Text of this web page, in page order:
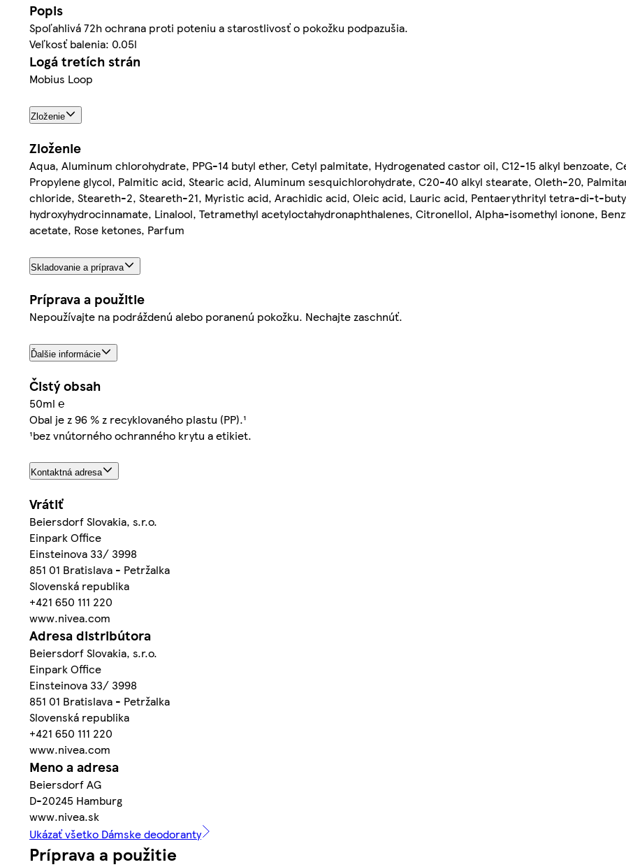
Popis
Spoľahlivá 72h ochrana proti poteniu a starostlivosť o pokožku podpazušia.
Veľkosť balenia: 0.05l
Logá tretích strán
Mobius Loop
Zloženie
Zloženie
Aqua, Aluminum chlorohydrate, PPG-14 butyl ether, Cetyl palmitate, Hydrogenated castor oil, C12-15 alkyl benzoate,
Propylene glycol, Palmitic acid, Stearic acid, Aluminum sesquichlorohydrate, C20-40 alkyl stearate, Oleth-20,
chloride, Steareth-2, Steareth-21, Myristic acid, Arachidic acid, Oleic acid, Lauric acid, Pentaerythrityl tetra-di-t-
hydroxyhydrocinnamate, Linalool, Tetramethyl acetyloctahydronaphthalenes, Citronellol, Alpha-isomethyl ionone,
acetate, Rose ketones, Parfum
Skladovanie a príprava
Príprava a použitie
Nepoužívajte na podráždenú alebo poranenú pokožku. Nechajte zaschnúť.
Ďalšie informácie
Čistý obsah
50ml ℮
Obal je z 96 % z recyklovaného plastu (PP).¹
¹bez vnútorného ochranného krytu a etikiet.
Kontaktná adresa
Vrátiť
Beiersdorf Slovakia, s.r.o.
Einpark Office
Einsteinova 33/ 3998
851 01 Bratislava - Petržalka
Slovenská republika
+421 650 111 220
www.nivea.com
Adresa distribútora
Beiersdorf Slovakia, s.r.o.
Einpark Office
Einsteinova 33/ 3998
851 01 Bratislava - Petržalka
Slovenská republika
+421 650 111 220
www.nivea.com
Meno a adresa
Beiersdorf AG
D-20245 Hamburg
www.nivea.sk
Ukázať všetko Dámske deodoranty
Príprava a použitie